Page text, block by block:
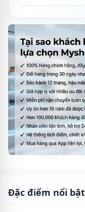
Đặc điểm nổi bật